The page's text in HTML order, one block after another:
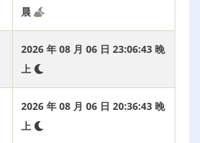
晨
2026 年 08 月 06 日 23:06:44 晚
上
2026 年 08 月 06 日 20:36:44 晚
上